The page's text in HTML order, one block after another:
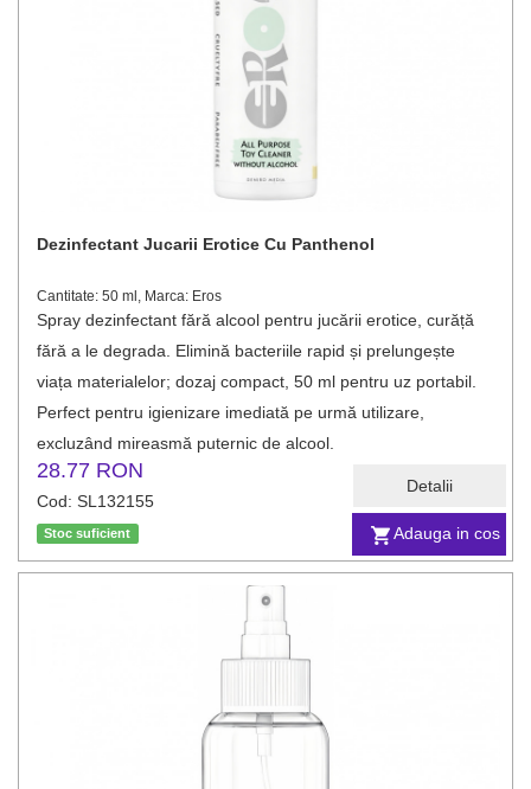
Adauga in cos
Detalii
Dezinfectant Jucarii Erotice Cu Panthenol
Cantitate: 50 ml, Marca: Eros
Spray dezinfectant fără alcool pentru jucării erotice, curăță
fără a le degrada. Elimină bacteriile rapid și prelungește
viața materialelor; dozaj compact, 50 ml pentru uz portabil.
Perfect pentru igienizare imediată pe urmă utilizare,
excluzând mireasmă puternic de alcool.
28.77 RON
Cod: SL132155
Stoc suficient